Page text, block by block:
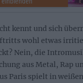
kennt und sich
wohl etwas
Nein, die
aus Metal, Rap
Paris spielt in